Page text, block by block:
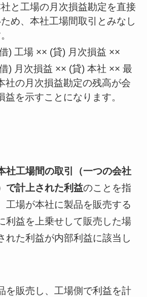
と工場の月次損益勘定を直接
め、本社工場間取引とみなし
) 工場 ×× (貸) 月次損益 ××
) 月次損益 ×× (貸) 本社 ×× 最
社の月次損益勘定の残高が会
益を示すことになります。
社工場間の取引（一つの会社
で計上された利益のことを指
工場が本社に製品を販売する
利益を上乗せして販売した場
れた利益が内部利益に該当し
を販売し、工場側で利益を計